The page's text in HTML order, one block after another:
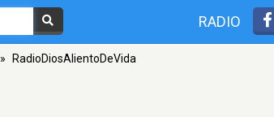
RADIO
» RadioDiosAlientoDeVida